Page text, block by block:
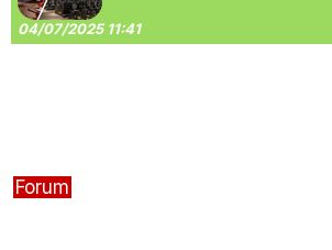
04/07/2025 11:41
Forum